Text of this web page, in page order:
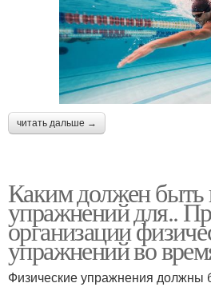
читать дальше →
Каким должен быть
упражнений для..
организации
упражнений во
Физические упражнения должны